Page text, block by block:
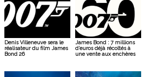
Denis Villeneuve sera le
réalisateur du film James
Bond 26
James Bond : 7 millions
d’euros déjà récoltés à
une vente aux enchères